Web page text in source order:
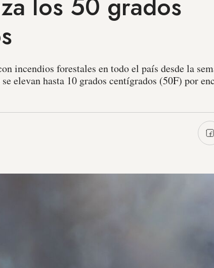
incendios forestales en todo el país desde la
elevan hasta 10 grados centígrados (50F) por